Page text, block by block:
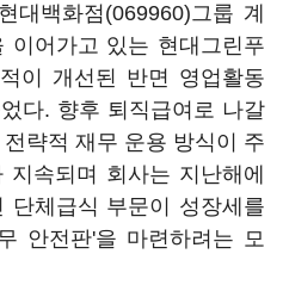
현대백화점(069960)그룹 계
이어가고 있는 현대그린푸
이 개선된 반면 영업활동
다. 향후 퇴직급여로 나갈
략적 재무 운용 방식이 주
속되며 회사는 지난해에
단체급식 부문이 성장세를
안전판'을 마련하려는 모